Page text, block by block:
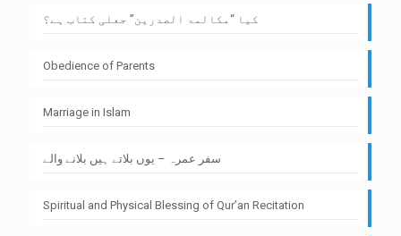
کیا “مکالمۃ الصدرین” جعلی کتاب ہے؟
Obedience of Parents
Marriage in Islam
سفر عمرہ – یوں بلاتے ہیں بلانے والے
Spiritual and Physical Blessing of Qur’an Recitation